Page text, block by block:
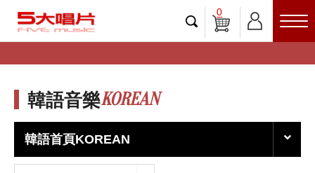
0
韓語音樂KOREAN
韓語首頁KOREAN